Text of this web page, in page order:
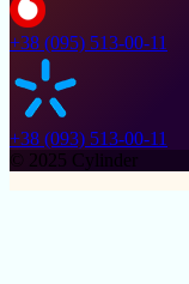
+38 (095) 513-00-11
+38 (093) 513-00-11
© 2025 Cylinder